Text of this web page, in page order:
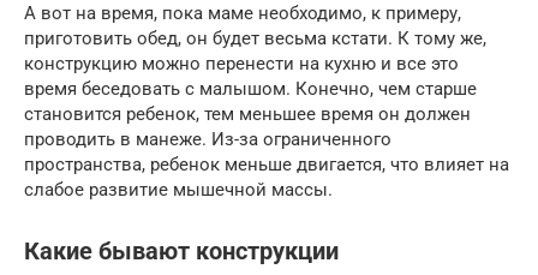
А вот на время, пока маме необходимо, к примеру,
приготовить обед, он будет весьма кстати. К тому же,
конструкцию можно перенести на кухню и все это
время беседовать с малышом. Конечно, чем старше
становится ребенок, тем меньшее время он должен
проводить в манеже. Из-за ограниченного
пространства, ребенок меньше двигается, что влияет на
слабое развитие мышечной массы.
Какие бывают конструкции